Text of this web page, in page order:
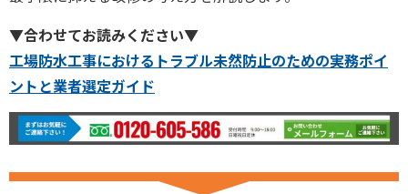
▼合わせてお読みください▼
工場防水工事におけるトラブル未然防止のための実務ポイ
ントと業者選定ガイド